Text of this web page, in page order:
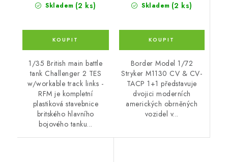
Skladem (2 ks)
1/35 British main battle
tank Challenger 2 TES
w/workable track links -
RFM je kompletní
plastiková stavebnice
britského hlavního
bojového tanku...
Skladem (2 ks)
Border Model 1/72
Stryker M1130 CV & CV-
TACP 1+1 představuje
dvojici moderních
amerických obrněných
vozidel v...